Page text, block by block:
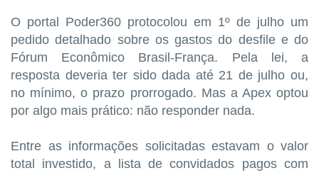
O portal Poder360 protocolou em 1º de julho um
pedido detalhado sobre os gastos do desfile e do
Fórum Econômico Brasil-França. Pela lei, a
resposta deveria ter sido dada até 21 de julho ou,
no mínimo, o prazo prorrogado. Mas a Apex optou
por algo mais prático: não responder nada.
Entre as informações solicitadas estavam o valor
total investido, a lista de convidados pagos com